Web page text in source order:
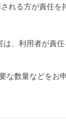
れる方が責任
利用者が責任
数量などをお